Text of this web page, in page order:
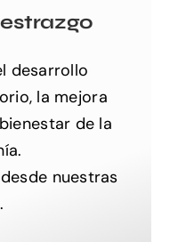
desarrollo
la mejora
de la
nuestras